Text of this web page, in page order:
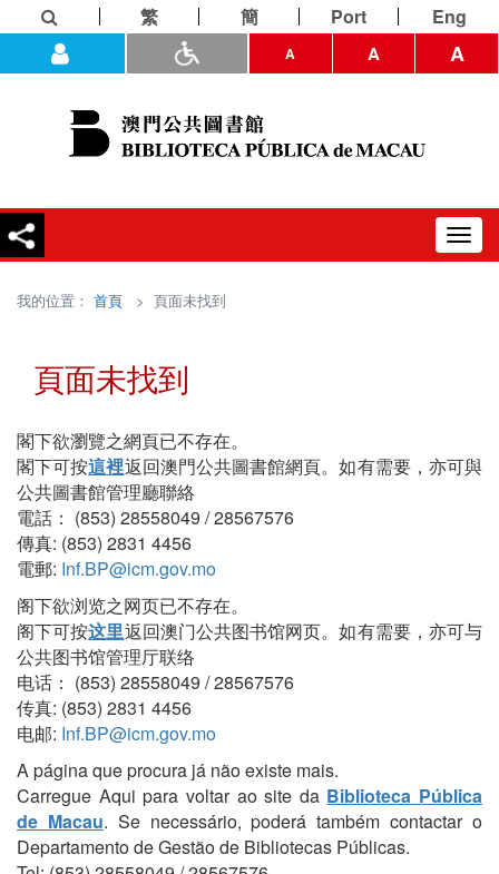
繁 簡 Port Eng
A A A
我的位置： 首頁 > 頁面未找到
頁面未找到
閣下欲瀏覽之網頁已不存在。
閣下可按這裡返回澳門公共圖書館網頁。如有需要，亦可與
公共圖書館管理廳聯絡
電話： (853) 28558049 / 28567576
傳真: (853) 2831 4456
電郵: Inf.BP@icm.gov.mo
阁下欲浏览之网页已不存在。
阁下可按这里返回澳门公共图书馆网页。如有需要，亦可与
公共图书馆管理厅联络
电话： (853) 28558049 / 28567576
传真: (853) 2831 4456
电邮: Inf.BP@icm.gov.mo
A página que procura já não existe mais.
Carregue Aqui para voltar ao site da Biblioteca Pública
de Macau. Se necessário, poderá também contactar o
Departamento de Gestão de Bibliotecas Públicas.